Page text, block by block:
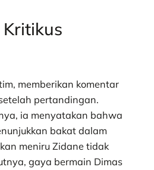
memberikan komentar
pertandingan.
ia menyatakan bahwa
bakat dalam
meniru Zidane tidak
gaya bermain Dimas